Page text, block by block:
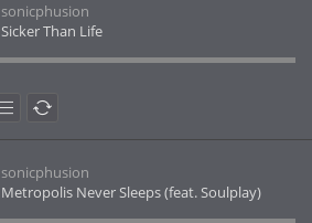
sonicphusion
Sicker Than Life
sonicphusion
Metropolis Never Sleeps (feat. Soulplay)